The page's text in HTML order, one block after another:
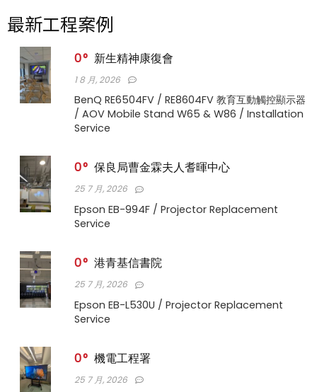
最新工程案例
0 新生精神康復會
1 8 月, 2026
BenQ RE6504FV / RE8604FV 教育互動觸控顯示器
/ AOV Mobile Stand W65 & W86 / Installation
Service
0 保良局曹金霖夫人耆暉中心
25 7 月, 2026
Epson EB-994F / Projector Replacement
Service
0 港青基信書院
25 7 月, 2026
Epson EB-L530U / Projector Replacement
Service
0 機電工程署
25 7 月, 2026